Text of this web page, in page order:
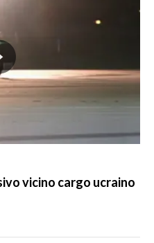
vicino cargo ucraino